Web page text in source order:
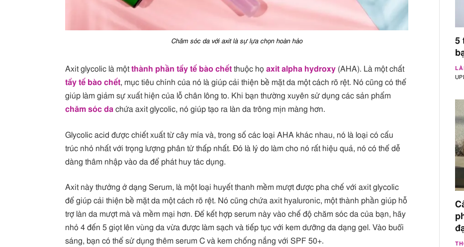
Chăm sóc da với axit là sự lựa chọn hoàn hảo
Axit glycolic là mộtthành phần tẩy tế bào chết thuộc họaxit alpha hydroxy (AHA). Là một chất
tẩy tế bào chết, mục tiêu chính của nó là giúp cải thiện bề mặt da một cách rõ rệt. Nó cũng có thể
giúp làm giảm sự xuất hiện của lỗ chân lông to. Khi bạn thường xuyên sử dụng các sản phẩm
chăm sóc da chứa axit glycolic, nó giúp tạo ra làn da trông mịn màng hơn.
Glycolic acid được chiết xuất từ ​​cây mía và, trong số các loại AHA khác nhau, nó là loại có cấu
trúc nhỏ nhất với trọng lượng phân tử thấp nhất. Đó là lý do làm cho nó rất hiệu quả, nó có thể dễ
dàng thâm nhập vào da để phát huy tác dụng.
Axit này thưởng ở dạng Serum, là một loại huyết thanh mềm mượt được pha chế với axit glycolic
để giúp cải thiện bề mặt da một cách rõ rệt. Nó cũng chứa axit hyaluronic, một thành phần giúp hỗ
trợ làn da mượt mà và mềm mại hơn. Để kết hợp serum này vào chế độ chăm sóc da của bạn, hãy
nhỏ 4 đến 5 giọt lên vùng da vừa được làm sạch và tiếp tục với kem dưỡng da dạng gel. Vào buổi
sáng, bạn có thể sử dụng thêm serum C và kem chống nắng với SPF 50+.
5